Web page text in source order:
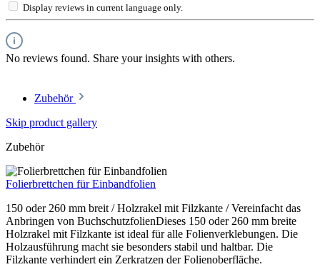
Display reviews in current language only.
No reviews found. Share your insights with others.
Zubehör
Skip product gallery
Zubehör
Folierbrettchen für Einbandfolien
150 oder 260 mm breit / Holzrakel mit Filzkante / Vereinfacht das
Anbringen von BuchschutzfolienDieses 150 oder 260 mm breite
Holzrakel mit Filzkante ist ideal für alle Folienverklebungen. Die
Holzausführung macht sie besonders stabil und haltbar. Die
Filzkante verhindert ein Zerkratzen der Folienoberfläche.